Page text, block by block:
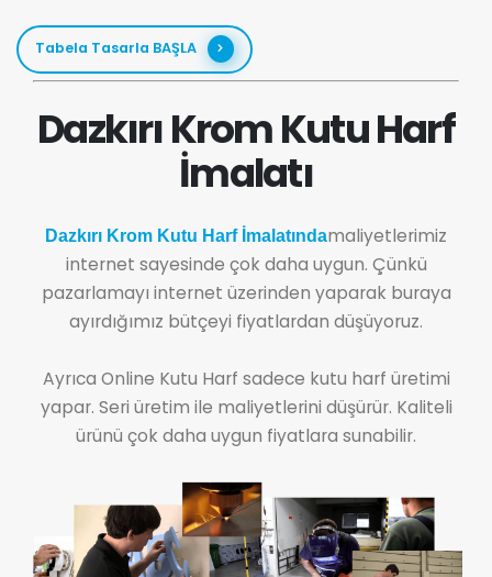
Tabela Tasarla BAŞLA
Dazkırı Krom Kutu Harf
İmalatı
Dazkırı Krom Kutu Harf İmalatındamaliyetlerimiz
internet sayesinde çok daha uygun. Çünkü
pazarlamayı internet üzerinden yaparak buraya
ayırdığımız bütçeyi fiyatlardan düşüyoruz.
Ayrıca Online Kutu Harf sadece kutu harf üretimi
yapar. Seri üretim ile maliyetlerini düşürür. Kaliteli
ürünü çok daha uygun fiyatlara sunabilir.